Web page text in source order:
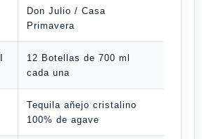
Don Julio / Casa
Primavera
12 Botellas de 700 ml
cada una
Tequila añejo cristalino
100% de agave